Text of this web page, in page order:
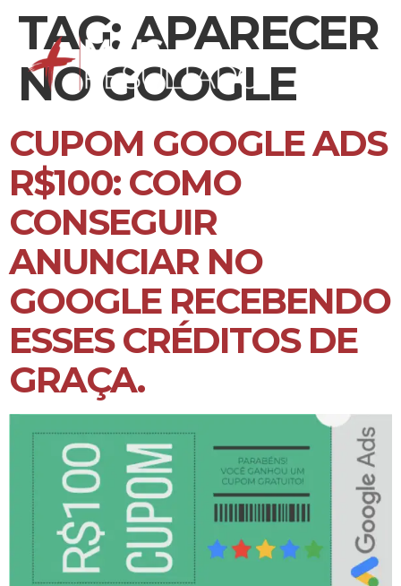
TAG:APARECER
NO GOOGLE
CUPOM GOOGLE ADS
R$100: COMO
CONSEGUIR
ANUNCIAR NO
GOOGLE RECEBENDO
ESSES CRÉDITOS DE
GRAÇA.